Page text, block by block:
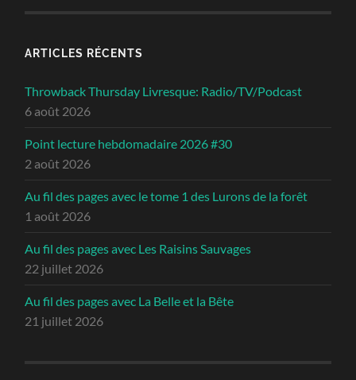
ARTICLES RÉCENTS
Throwback Thursday Livresque: Radio/TV/Podcast
6 août 2026
Point lecture hebdomadaire 2026 #30
2 août 2026
Au fil des pages avec le tome 1 des Lurons de la forêt
1 août 2026
Au fil des pages avec Les Raisins Sauvages
22 juillet 2026
Au fil des pages avec La Belle et la Bête
21 juillet 2026